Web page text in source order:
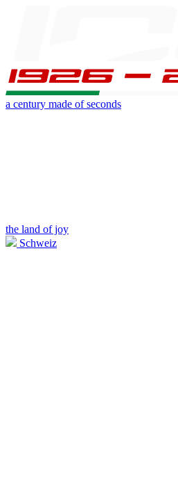
a century made of seconds
the land of joy
Schweiz